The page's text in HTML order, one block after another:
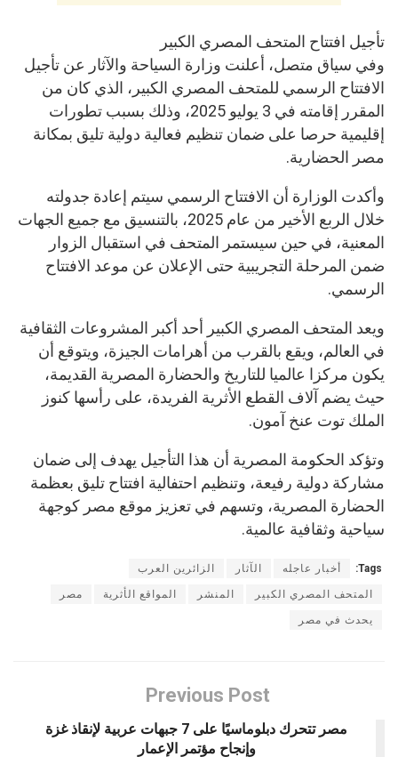
تأجيل افتتاح المتحف المصري الكبير
وفي سياق متصل، أعلنت وزارة السياحة والآثار عن تأجيل
الافتتاح الرسمي للمتحف المصري الكبير، الذي كان من
المقرر إقامته في 3 يوليو 2025، وذلك بسبب تطورات
إقليمية حرصا على ضمان تنظيم فعالية دولية تليق بمكانة
مصر الحضارية.
وأكدت الوزارة أن الافتتاح الرسمي سيتم إعادة جدولته
خلال الربع الأخير من عام 2025، بالتنسيق مع جميع الجهات
المعنية، في حين سيستمر المتحف في استقبال الزوار
ضمن المرحلة التجريبية حتى الإعلان عن موعد الافتتاح
الرسمي.
ويعد المتحف المصري الكبير أحد أكبر المشروعات الثقافية
في العالم، ويقع بالقرب من أهرامات الجيزة، ويتوقع أن
يكون مركزا عالميا للتاريخ والحضارة المصرية القديمة،
حيث يضم آلاف القطع الأثرية الفريدة، على رأسها كنوز
الملك توت عنخ آمون.
وتؤكد الحكومة المصرية أن هذا التأجيل يهدف إلى ضمان
مشاركة دولية رفيعة، وتنظيم احتفالية افتتاح تليق بعظمة
الحضارة المصرية، وتسهم في تعزيز موقع مصر كوجهة
سياحية وثقافية عالمية.
Tags: أخبار عاجله الآثار الزائرين العرب
المتحف المصري الكبير المنشر المواقع الأثرية مصر
يحدث في مصر
Previous Post
مصر تتحرك دبلوماسيًا على 7 جبهات عربية لإنقاذ غزة
وإنجاح مؤتمر الإعمار